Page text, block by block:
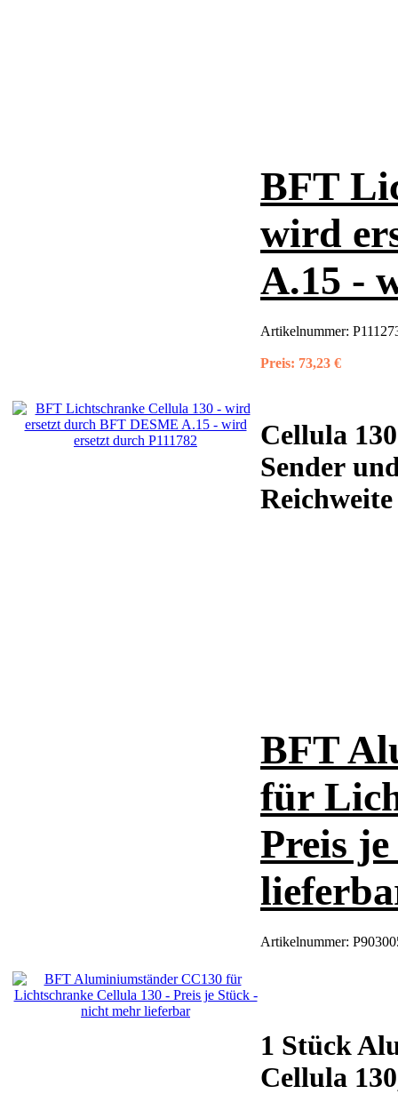
BFT
wird
A.15 -
Artikelnummer:
Preis: 73,23 €
Cellula
Sender
BFT
für
Preis
Artikelnummer:
1 Stück
Cellula